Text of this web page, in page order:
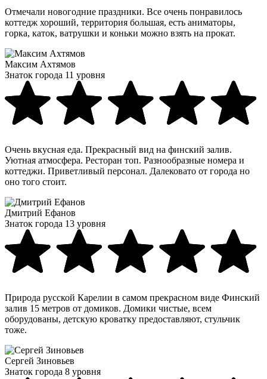
Отмечали новогодние праздники. Все очень понравилось
коттедж хороший, территория большая, есть аниматоры,
горка, каток, ватрушки и коньки можно взять на прокат.
Максим Ахтямов
Знаток города 11 уровня
Очень вкусная еда. Прекрасный вид на финский залив.
Уютная атмосфера. Ресторан топ. Разнообразные номера и
коттеджи. Приветливый персонал. Далековато от города но
оно того стоит.
Дмитрий Ефанов
Знаток города 13 уровня
Природа русской Карелии в самом прекрасном виде Финский
залив 15 метров от домиков. Домики чистые, всем
оборудованы, детскую кроватку предоставляют, стульчик
тоже.
Сергей Зиновьев
Знаток города 8 уровня